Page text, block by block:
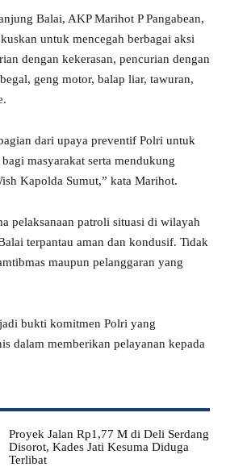
Balai, AKP Marihot P Pangabean,
untuk mencegah berbagai aksi
dengan kekerasan, pencurian dengan
geng motor, balap liar, tawuran,
dari upaya preventif Polri untuk
masyarakat serta mendukung
Kapolda Sumut,” kata Marihot.
pelaksanaan patroli situasi di wilayah
terpantau aman dan kondusif. Tidak
maupun pelanggaran yang
bukti komitmen Polri yang
dalam memberikan pelayanan kepada
Proyek Jalan Rp1,77 M di Deli Serdang
Disorot, Kades Jati Kesuma Diduga
Terlibat